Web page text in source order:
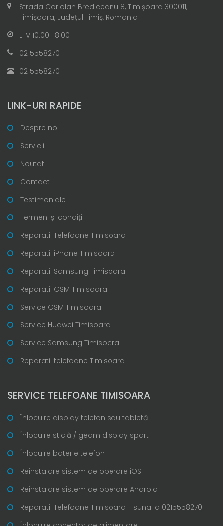
Strada Coriolan Brediceanu 8, Timișoara 300011,
Timișoara, Județul Timiș, Romania
L-V 10:00-18:00
0215558270
0215558270
LINK-URI RAPIDE
Despre noi
Servicii
Noutati
Contact
Testimoniale
Termeni și condiții
Reparatii Telefoane Timisoara
Reparatii iPhone Timisoara
Reparatii Samsung Timisoara
Reparatii GSM Timisoara
Service GSM Timisoara
Service Huawei Timisoara
Service Samsung Timisoara
Reparatii telefoane Timisoara
SERVICE TELEFOANE TIMISOARA
Înlocuire display telefon sau tabletă
Înlocuire sticlă / geam display spart
Înlocuire baterie telefon
Reinstalare sistem de operare iOS
Reinstalare sistem de operare Android
Reparatii Telefoane Timisoara - suna la 0215558270